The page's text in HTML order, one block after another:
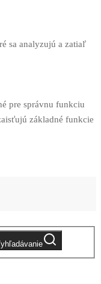
sa analyzujú a zatiaľ
pre správnu funkciu
základné funkcie